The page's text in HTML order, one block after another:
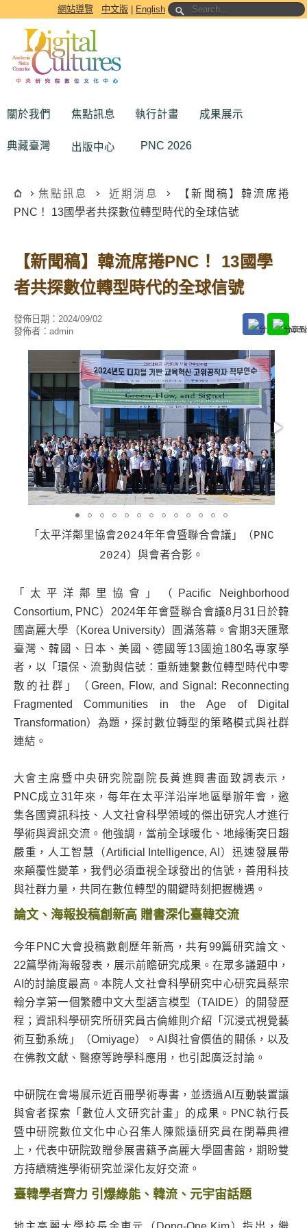
跳到主要內容區塊網站導覽 中文版 English
關於我們 焦點訊息 執行計畫 成果展示
典藏臺灣 出版中心 PNC 2026
焦點訊息 近期消息
【新聞稿】韓流席捲
PNC！ 13國學者共探數位轉型時代的全球信號
【新聞稿】韓流席捲PNC！ 13國學
者共探數位轉型時代的全球信號
發佈日期： 2024/09/02
發佈者： admin
「太平洋鄰里協會2024年年會暨聯合會議」（PNC
2024）與會者合影。
「太平洋鄰里協會」（Pacific Neighborhood
Consortium, PNC）2024年年會暨聯合會議8月31日於韓
國高麗大學（Korea University）圓滿落幕。會期3天匯聚
臺灣、韓國、日本、美國、德國等13國逾180名專家學
者，以「環保、流動與信號：重新連繫數位轉型時代中零
散的社群」（Green, Flow, and Signal: Reconnecting
Fragmented Communities in the Age of Digital
Transformation）為題，探討數位轉型的策略模式與社群
連結。
大會主席暨中央研究院副院長黃進興書面致詞表示，
PNC成立31年來，每年在太平洋沿岸地區舉辦年會，邀
集各國資訊科技、人文社會科學領域的傑出研究人才進行
學術與資訊交流。他強調，當前全球暖化、地緣衝突日趨
嚴重，人工智慧（Artificial Intelligence, AI）迅速發展帶
來顛覆性變革，我們必須重視全球發出的信號，善用科技
與社群力量，共同在數位轉型的關鍵時刻把握機遇。
論文、海報投稿創新高 贈書深化臺韓交流
今年PNC大會投稿數創歷年新高，共有99篇研究論文、
22篇學術海報發表，展示前瞻研究成果。在眾多議題中，
AI的討論度最高。本院人文社會科學研究中心研究員蔡宗
翰分享第一個繁體中文大型語言模型（TAIDE）的開發歷
程；資訊科學研究所研究員古倫維則介紹「沉浸式視覺藝
術互動系統」（Omiyage）。AI與社會價值的關係，以及
在佛教文獻、醫療等跨學科應用，也引起廣泛討論。
中研院在會場展示近百冊學術專書，並透過AI互動裝置讓
與會者探索「數位人文研究計畫」的成果。PNC執行長
暨中研院數位文化中心召集人陳熙遠研究員在閉幕典禮
上，代表中研院致贈參展書籍予高麗大學圖書館，期盼雙
方持續精進學術研究並深化友好交流。
臺韓學者齊力 引爆綠能、韓流、元宇宙話題